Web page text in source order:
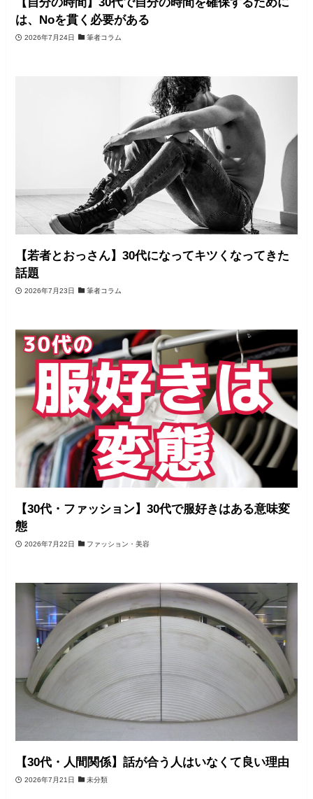
は、Noを貫く必要がある
2026年7月24日 筆者コラム
【若者とおっさん】30代になってキツくなってきた
話題
2026年7月23日 筆者コラム
【30代・ファッション】30代で服好きはある意味変
態
2026年7月22日 ファッション・美容
【30代・人間関係】話が合う人はいなくて良い理由
2026年7月21日 未分類